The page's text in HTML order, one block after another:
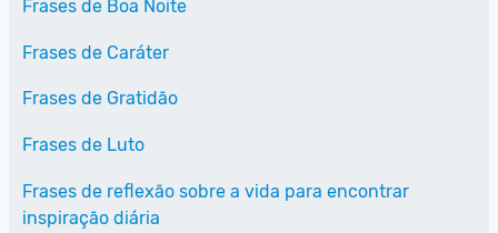
Frases de Boa Noite
Frases de Caráter
Frases de Gratidão
Frases de Luto
Frases de reflexão sobre a vida para encontrar
inspiração diária